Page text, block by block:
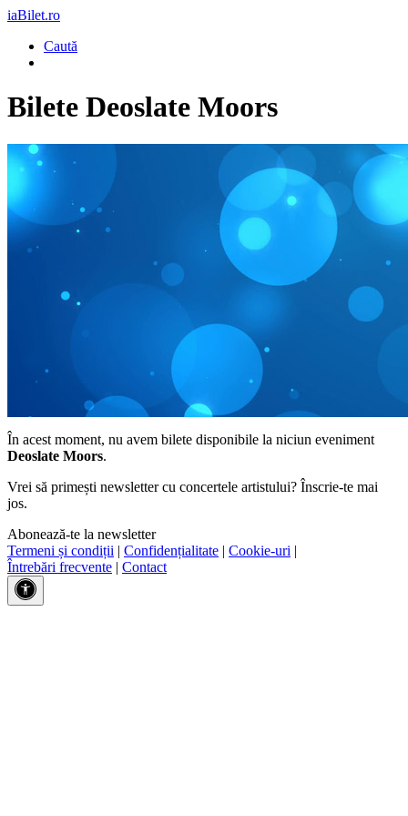
iaBilet.ro
Caută
Bilete Deoslate Moors
În acest moment, nu avem bilete disponibile la niciun eveniment
Deoslate Moors.
Vrei să primești newsletter cu concertele artistului? Înscrie-te mai
jos.
Abonează-te la newsletter
Termeni și condiții | Confidențialitate | Cookie-uri |
Întrebări frecvente | Contact